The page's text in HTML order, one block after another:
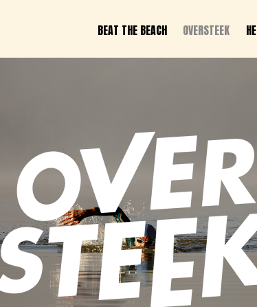
HELLEVOET HEROES
BEAT THE BEACH OVERSTEEK